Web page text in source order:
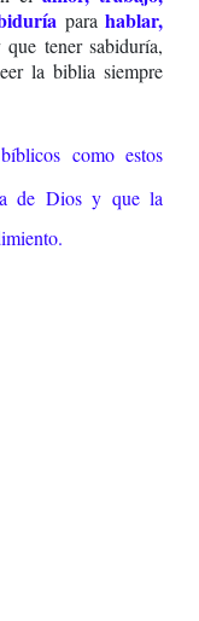
parahablar,
tener sabiduría,
la biblia siempre
como estos
de Dios y que la